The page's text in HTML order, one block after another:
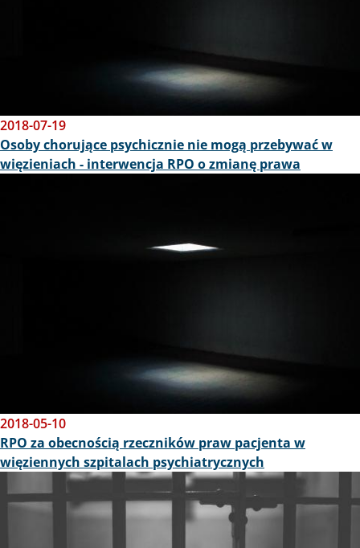
2018-07-19
Osoby chorujące psychicznie nie mogą przebywać w
więzieniach - interwencja RPO o zmianę prawa
2018-05-10
RPO za obecnością rzeczników praw pacjenta w
więziennych szpitalach psychiatrycznych